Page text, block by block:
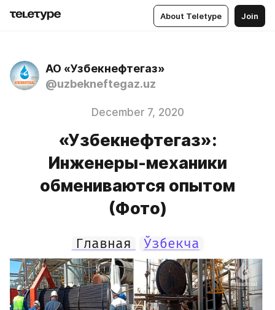
About Teletype Join
АО «Узбекнефтегаз»
@uzbekneftegaz.uz
December 7, 2020
«Узбекнефтегаз»:
Инженеры-механики
обмениваются опытом
(Фото)
Главная Ўзбекча